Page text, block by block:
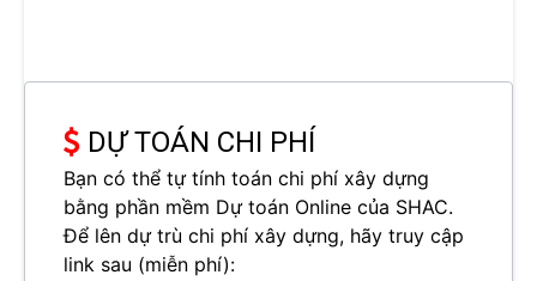
DỰ TOÁN CHI PHÍ
Bạn có thể tự tính toán chi phí xây dựng
bằng phần mềm Dự toán Online của SHAC.
Để lên dự trù chi phí xây dựng, hãy truy cập
link sau (miễn phí):